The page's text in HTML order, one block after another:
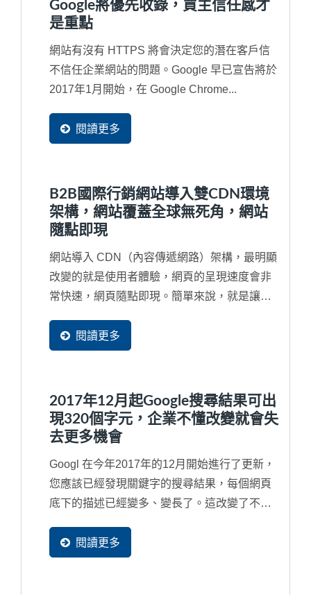
Google將優先收錄，買主信任感才
是重點
網站有沒有 HTTPS 將會決定您的潛在客戶信
不信任企業網站的問題。Google 早已宣告將於
2017年1月開始，在 Google Chrome...
閱讀更多
B2B國際行銷網站導入雙CDN環境
架構，網站覆蓋全球無死角，網站
隨點即現
網站導入 CDN（內容傳遞網路）架構，最明顯
改變的就是使用者體驗，網頁的呈現速度會非
常快速，網頁隨點即現。簡單來說，就是讓您
服務每一位潛在買主可以就近取材，立即看到
完整網頁內容，加速商機的傳遞速度。網站導
閱讀更多
2017年12月起Google搜尋結果可出
現320個字元，企業不懂改變就會失
去更多機會
Googl 在今年2017年的12月開始進行了更新，
您應該已經發現關鍵字的搜尋結果，每個網頁
底下的描述已經變多、變長了。這改變了不少
容不足的網頁將會失去更多潛在客戶流量，因
此，如果網站內容的...
閱讀更多